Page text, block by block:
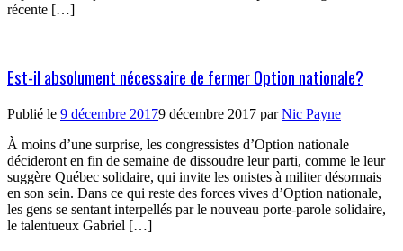
récente […]
Est-il absolument nécessaire de fermer Option nationale?
Publié le 9 décembre 20179 décembre 2017 parNic Payne
À moins d’une surprise, les congressistes d’Option nationale
décideront en fin de semaine de dissoudre leur parti, comme le leur
suggère Québec solidaire, qui invite les onistes à militer désormais
en son sein. Dans ce qui reste des forces vives d’Option nationale,
les gens se sentant interpellés par le nouveau porte-parole solidaire,
le talentueux Gabriel […]